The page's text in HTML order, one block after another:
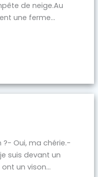
de neige.Au
une ferme...
?- Oui, ma chérie.-
suis devant un
un vison...